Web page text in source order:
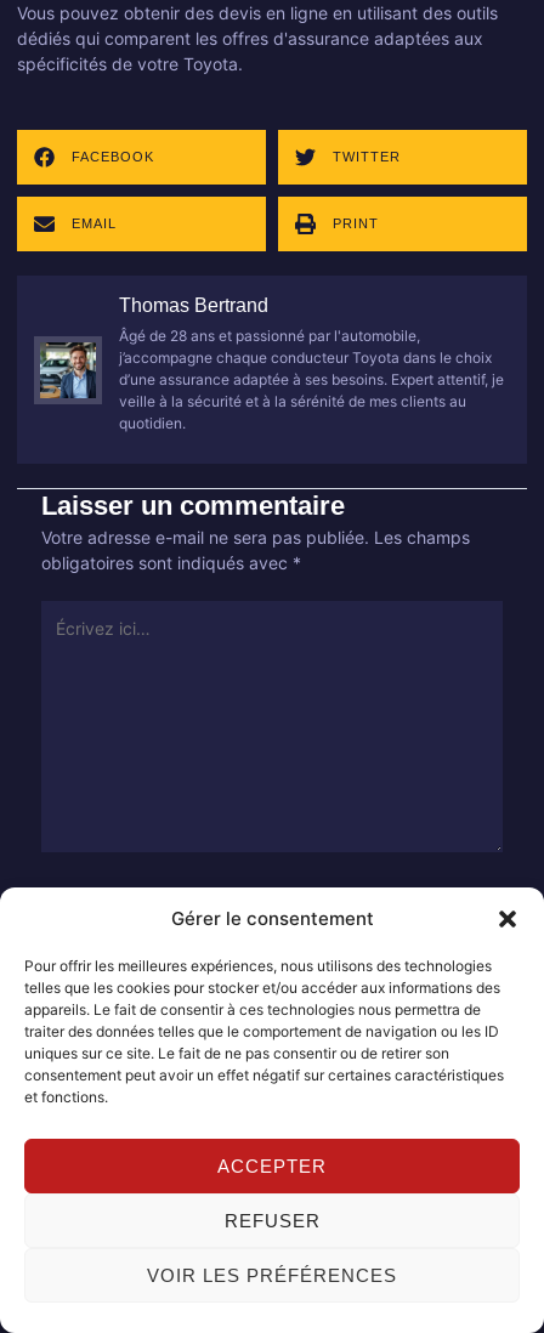
Gérer le consentement
Pour offrir les meilleures expériences, nous utilisons des technologies
telles que les cookies pour stocker et/ou accéder aux informations des
appareils. Le fait de consentir à ces technologies nous permettra de
traiter des données telles que le comportement de navigation ou les ID
uniques sur ce site. Le fait de ne pas consentir ou de retirer son
consentement peut avoir un effet négatif sur certaines caractéristiques
et fonctions.
ACCEPTER
REFUSER
VOIR LES PRÉFÉRENCES
Vous pouvez obtenir des devis en ligne en utilisant des outils
dédiés qui comparent les offres d'assurance adaptées aux
spécificités de votre Toyota.
FACEBOOK TWITTER
EMAIL PRINT
Thomas Bertrand
Âgé de 28 ans et passionné par l'automobile,
j’accompagne chaque conducteur Toyota dans le choix
d’une assurance adaptée à ses besoins. Expert attentif, je
veille à la sécurité et à la sérénité de mes clients au
quotidien.
Laisser un commentaire
Votre adresse e-mail ne sera pas publiée. Les champs
obligatoires sont indiqués avec *
ici…
E-
mail*
Site